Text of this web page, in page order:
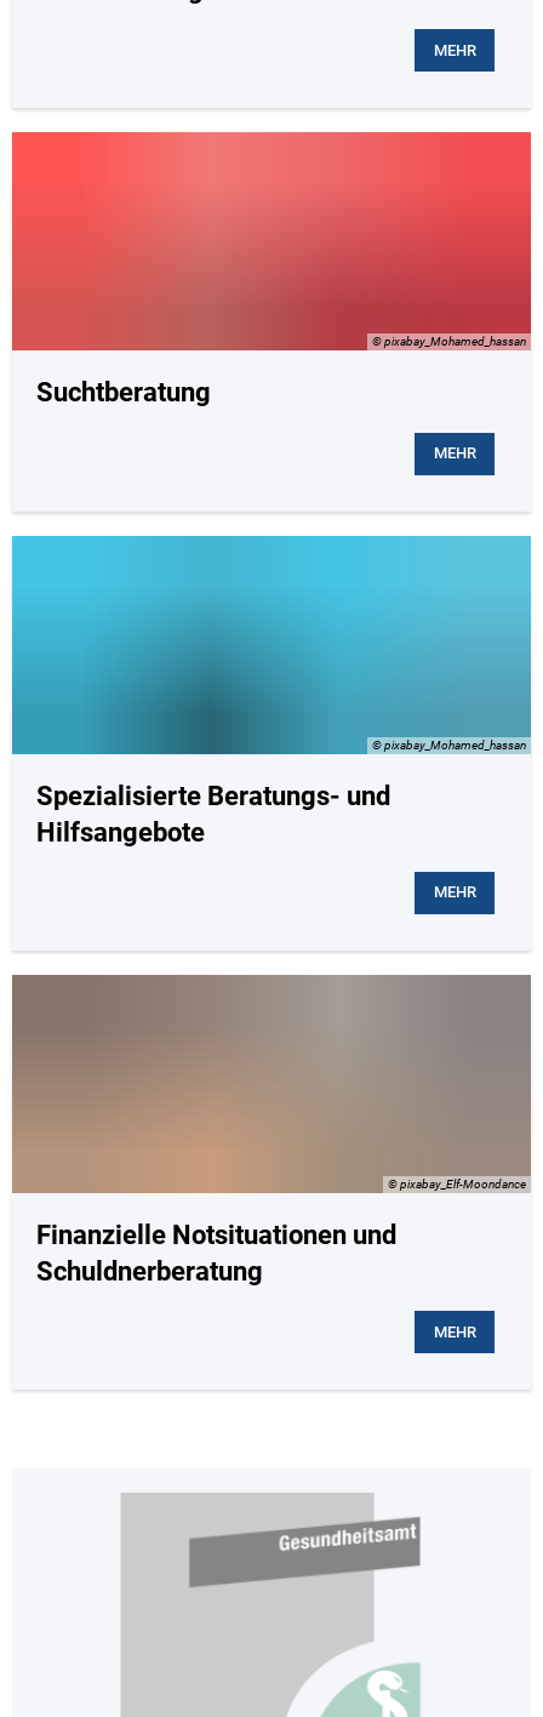
MEHR
© pixabay_Mohamed_hassan
Suchtberatung
MEHR
© pixabay_Mohamed_hassan
Spezialisierte Beratungs- und
Hilfsangebote
MEHR
© pixabay_Elf-Moondance
Finanzielle Notsituationen und
Schuldnerberatung
MEHR